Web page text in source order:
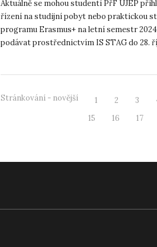
Aktuálně se mohou studenti PřF UJEP
řízení na studijní pobyt nebo praktickou
programu Erasmus+ na letní semestr
podávat prostřednictvím IS STAG do 28.
Stránkování - novější 1 2 3
15
16 17